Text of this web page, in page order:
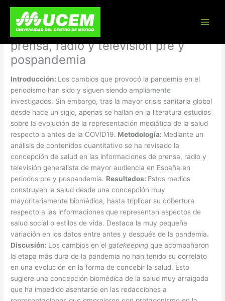
content
Gatopardismo mediático:
representaciones de la salud en
prensa, radio y televisión pre y
pospandemia
Introducción: Los cambios que provocó la pandemia en el
periodismo han sido y siguen siendo ampliamente
investigados. Sin embargo, tras la mayor crisis sanitaria global
desde hace un siglo, apenas se hallan en la literatura estudios
sobre la evolución de la representación mediática de la salud
respecto a antes de la COVID19. Metodología: Mediante un
análisis de contenidos cuantitativo se ha revisado la
concepción de salud en las informaciones de prensa, radio y
televisión generalista de mayor audiencia en España en
periodos pre y pospandemia. Resultados: Estos medios
construyen la salud desde una concepción muy
mayoritariamente biomédica, hasta triplicar su cobertura
respecto a las informaciones que representan aspectos de
salud social o estilos de vida. Destaca la muy pequeña
variación en los datos entre antes y después de la pandemia.
Discusión: Los cambios en elgatekeeping que acompañaron
la etapa más dura de la pandemia no han tenido su correlato
en una evolución en la forma de concebir la salud. Esto
sugiere una concepción biomédica de la salud muy arraigada
que ha impedido asentarse en las redacciones a